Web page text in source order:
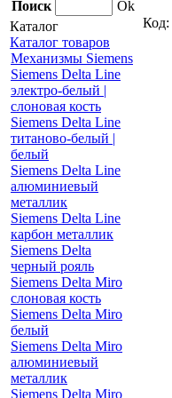
Поиск
Ok
Каталог
Каталог товаров
Механизмы Siemens
Siemens Delta Line
электро-белый |
слоновая кость
Siemens Delta Line
титаново-белый |
белый
Siemens Delta Line
алюминиевый
металлик
Siemens Delta Line
карбон металлик
Siemens Delta
черный рояль
Siemens Delta Miro
слоновая кость
Siemens Delta Miro
белый
Siemens Delta Miro
алюминиевый
металлик
Siemens Delta Miro
Код: